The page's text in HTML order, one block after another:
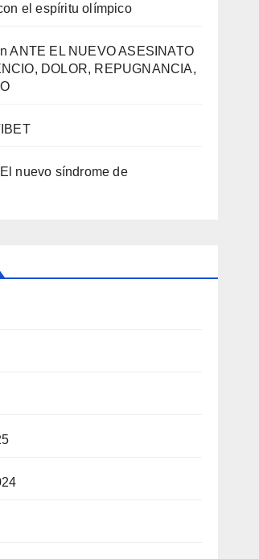
el espí­ritu olí­mpico
ANTE EL NUEVO ASESINATO
DOLOR, REPUGNANCIA,
nuevo sí­ndrome de